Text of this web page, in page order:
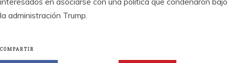
la administración Trump.
COMPARTIR